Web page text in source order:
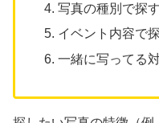
写真の種別で探す
イベント内容で
一緒に写ってる